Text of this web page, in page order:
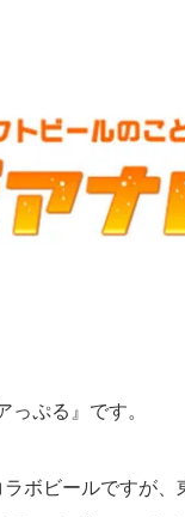
っぷる』です。
ボビールですが、